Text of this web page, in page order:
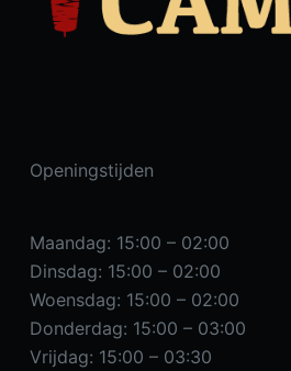
Openingstijden
Maandag: 15:00 – 02:00
Dinsdag: 15:00 – 02:00
Woensdag: 15:00 – 02:00
Donderdag: 15:00 – 03:00
Vrijdag: 15:00 – 03:30